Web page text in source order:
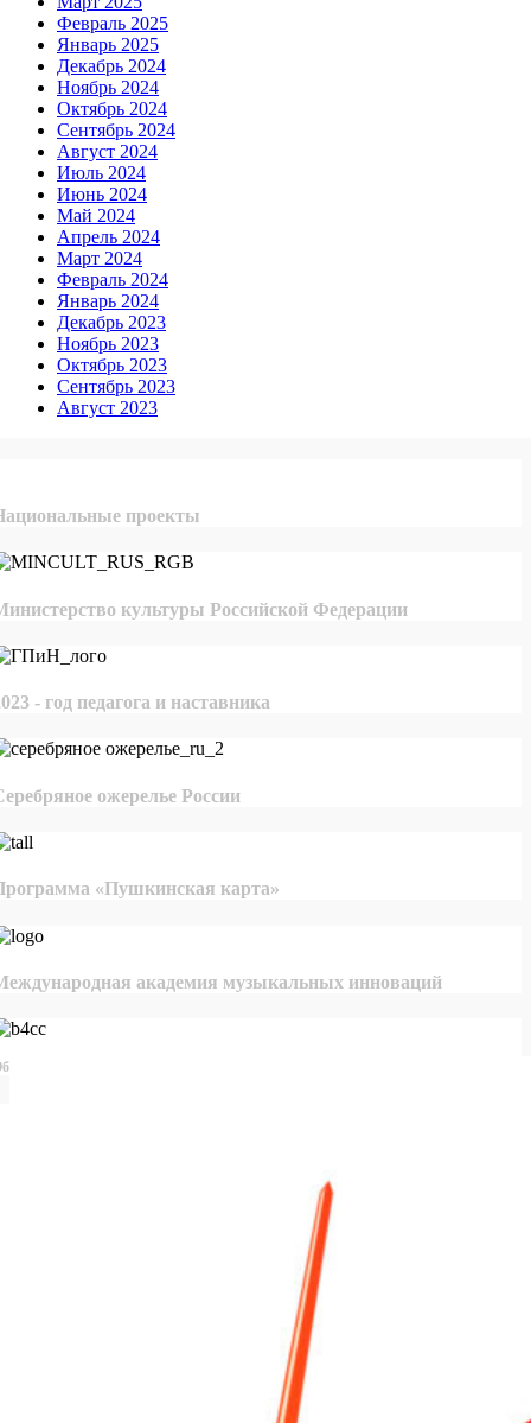
Февраль 2025
Январь 2025
Декабрь 2024
Ноябрь 2024
Октябрь 2024
Сентябрь 2024
Август 2024
Июль 2024
Июнь 2024
Май 2024
Апрель 2024
Март 2024
Февраль 2024
Январь 2024
Декабрь 2023
Ноябрь 2023
Октябрь 2023
Сентябрь 2023
Август 2023
проекты
культуры Российской Федерации
- год педагога и наставника
ожерелье России
«Пушкинская карта»
академия музыкальных инноваций
база конкурсов и грантов в области культуры и искусства